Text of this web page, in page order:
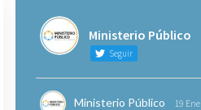
Ministerio Público
Seguir
Ministerio Público 19 Ene